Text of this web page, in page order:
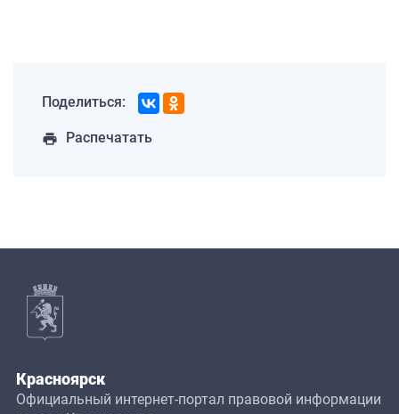
Поделиться:
print Распечатать
Красноярск
Официальный интернет-портал правовой информации